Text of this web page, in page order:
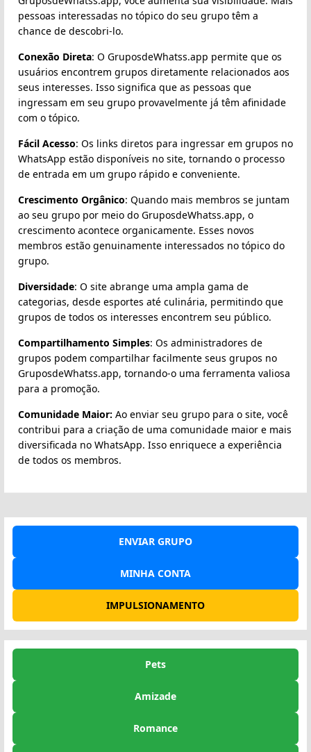
pessoas interessadas no tópico do seu grupo têm a
chance de descobri-lo.
Conexão Direta: O GruposdeWhatss.app permite que os
usuários encontrem grupos diretamente relacionados aos
seus interesses. Isso significa que as pessoas que
ingressam em seu grupo provavelmente já têm afinidade
com o tópico.
Fácil Acesso: Os links diretos para ingressar em grupos no
WhatsApp estão disponíveis no site, tornando o processo
de entrada em um grupo rápido e conveniente.
Crescimento Orgânico: Quando mais membros se juntam
ao seu grupo por meio do GruposdeWhatss.app, o
crescimento acontece organicamente. Esses novos
membros estão genuinamente interessados no tópico do
grupo.
Diversidade: O site abrange uma ampla gama de
categorias, desde esportes até culinária, permitindo que
grupos de todos os interesses encontrem seu público.
Compartilhamento Simples: Os administradores de
grupos podem compartilhar facilmente seus grupos no
GruposdeWhatss.app, tornando-o uma ferramenta valiosa
para a promoção.
Comunidade Maior: Ao enviar seu grupo para o site, você
contribui para a criação de uma comunidade maior e mais
diversificada no WhatsApp. Isso enriquece a experiência
de todos os membros.
ENVIAR GRUPO
MINHA CONTA
IMPULSIONAMENTO
Pets
Amizade
Romance